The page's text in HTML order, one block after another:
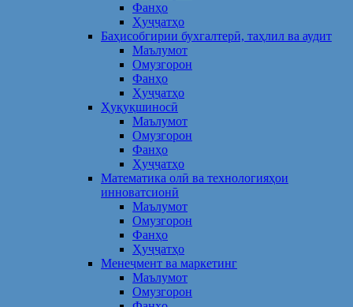
Фанҳо
Ҳуҷҷатҳо
Баҳисобгирии бухгалтерӣ, таҳлил ва аудит
Маълумот
Омузгорон
Фанҳо
Ҳуҷҷатҳо
Ҳуқуқшиносӣ
Маълумот
Омузгорон
Фанҳо
Ҳуҷҷатҳо
Математика олӣ ва технологияҳои
инноватсионӣ
Маълумот
Омузгорон
Фанҳо
Ҳуҷҷатҳо
Менеҷмент ва маркетинг
Маълумот
Омузгорон